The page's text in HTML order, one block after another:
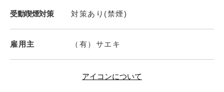
受動喫煙対策 対策あり(禁煙)
雇用主 （有）サエキ
アイコンについて